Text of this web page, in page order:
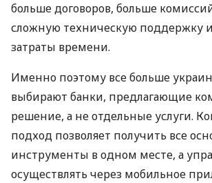
больше договоров, больше
сложную техническую поддержку
затраты времени.
Именно поэтому все больше
выбирают банки, предлагающие
решение, а не отдельные услуги.
подход позволяет получить все
инструменты в одном месте, а
осуществлять через мобильное